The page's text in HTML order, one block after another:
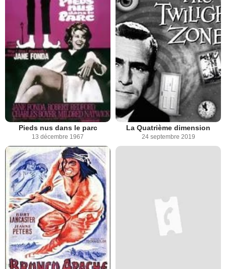
Pieds nus dans le parc
13 décembre 1967
La Quatrième dimension
24 septembre 2019